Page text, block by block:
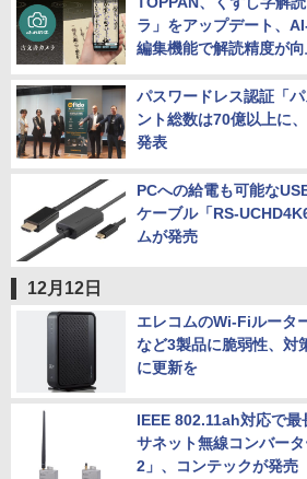
ラ」をアップデート、
編集機能で解読精度が向
パスワードレス認証「
ント総数は70億以上に
発表
PCへの給電も可能な
ケーブル「RS-
ムが発売
12月12日
エレコムのWi-Fiルータ
など3製品に脆弱性、対
に更新を
IEEE 802.11ah対応で
サネット無線コンバー
2」、コンテックが発売